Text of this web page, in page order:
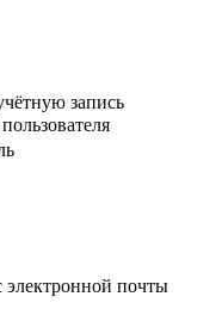
запись
электронной почты